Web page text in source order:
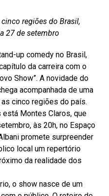
regiões do Brasil,
27 de setembro
up comedy no Brasil,
da carreira com o
Show”. A novidade do
acompanhada de uma
cinco regiões do país.
Montes Claros, que
às 20h, no Espaço
promete surpreender
local um repertório
da realidade dos
o show nasce de um